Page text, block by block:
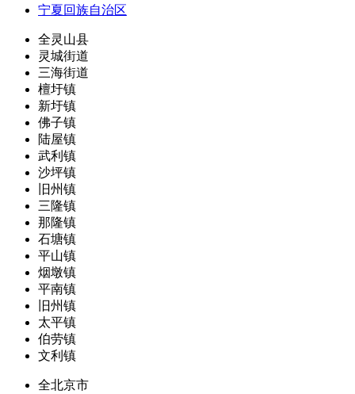
宁夏回族自治区
全灵山县
灵城街道
三海街道
檀圩镇
新圩镇
佛子镇
陆屋镇
武利镇
沙坪镇
旧州镇
三隆镇
那隆镇
石塘镇
平山镇
烟墩镇
平南镇
旧州镇
太平镇
伯劳镇
文利镇
全北京市